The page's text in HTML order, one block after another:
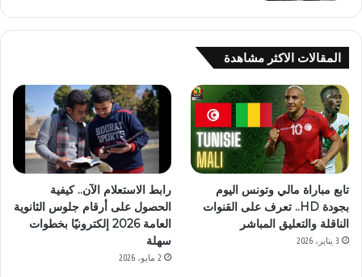
المقالات الاكثر مشاهدة
تابع مباراة مالي وتونس اليوم
بجودة HD.. تعرف على القنوات
الناقلة والتعليق المباشر
3 يناير، 2026
رابط الاستعلام الآن.. كيفية
الحصول على أرقام جلوس الثانوية
العامة 2026 إلكترونيًا بخطوات
سهلة
2 مايو، 2026